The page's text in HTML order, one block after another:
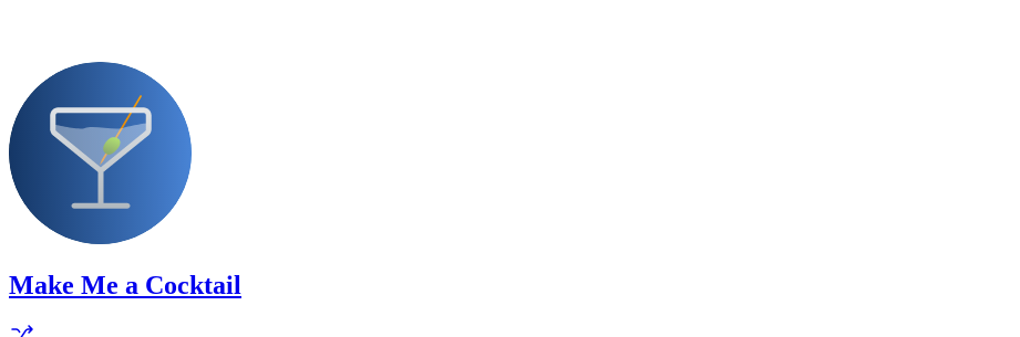
Make Me a Cocktail